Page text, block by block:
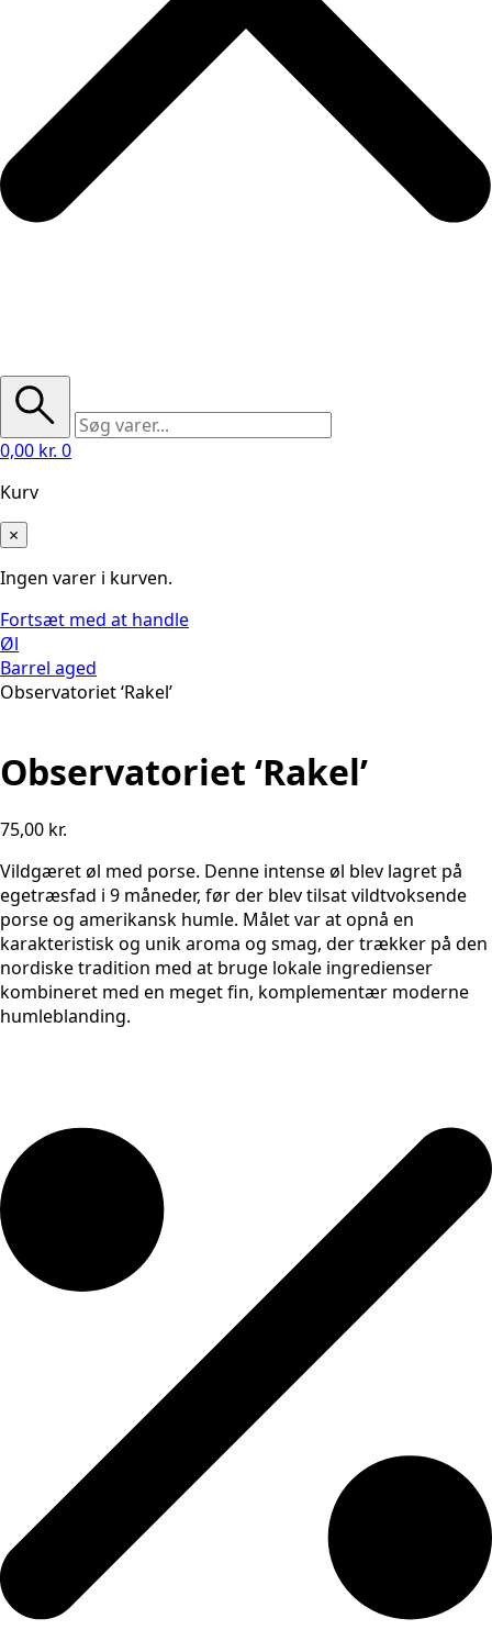
0,00 kr. 0
Kurv
×
Ingen varer i kurven.
Fortsæt med at handle
Øl
Barrel aged
Observatoriet ‘Rakel’
Observatoriet ‘Rakel’
75,00 kr.
Vildgæret øl med porse. Denne intense øl blev lagret på
egetræsfad i 9 måneder, før der blev tilsat vildtvoksende
porse og amerikansk humle. Målet var at opnå en
karakteristisk og unik aroma og smag, der trækker på den
nordiske tradition med at bruge lokale ingredienser
kombineret med en meget fin, komplementær moderne
humleblanding.